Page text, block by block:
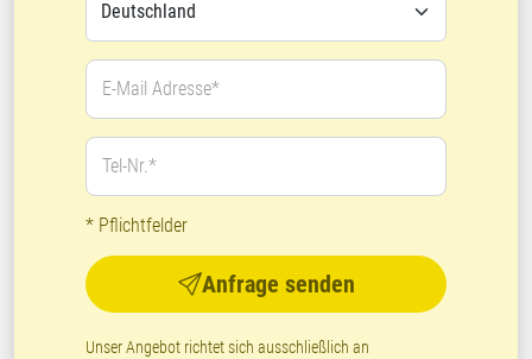
E-Mail Adresse*
Tel-Nr.*
* Pflichtfelder
Anfrage senden
Unser Angebot richtet sich ausschließlich an